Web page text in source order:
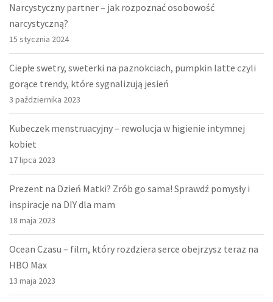
Narcystyczny partner – jak rozpoznać osobowość
narcystyczną?
15 stycznia 2024
Ciepłe swetry, sweterki na paznokciach, pumpkin latte czyli
gorące trendy, które sygnalizują jesień
3 października 2023
Kubeczek menstruacyjny – rewolucja w higienie intymnej
kobiet
17 lipca 2023
Prezent na Dzień Matki? Zrób go sama! Sprawdź pomysły i
inspiracje na DIY dla mam
18 maja 2023
Ocean Czasu – film, który rozdziera serce obejrzysz teraz na
HBO Max
13 maja 2023